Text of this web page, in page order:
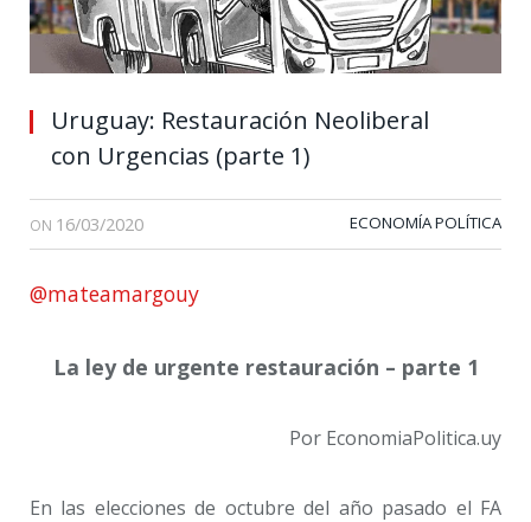
Uruguay: Restauración Neoliberal
con Urgencias (parte 1)
ON 16/03/2020 ECONOMÍA POLÍTICA
@mateamargouy
La ley de urgente restauración – parte 1
Por EconomiaPolitica.uy
En las elecciones de octubre del año pasado el FA